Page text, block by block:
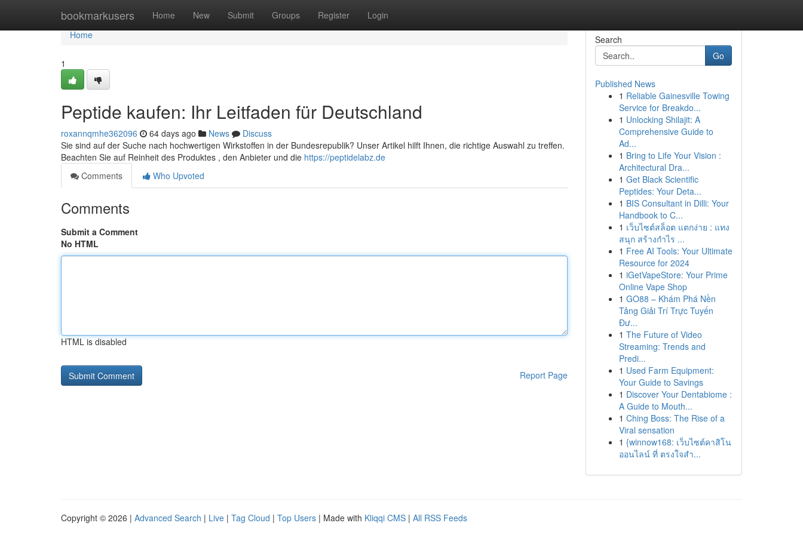
bookmarkusers Home New Submit Groups Register Login
Home
Home
1
Peptide kaufen: Ihr Leitfaden für Deutschland
roxannqmhe362096 64 days ago News
Discuss
Sie sind auf der Suche nach hochwertigen Wirkstoffen in der Bundesrepublik? Unser Artikel hilft Ihnen, die richtige Auswahl zu treffen.
Beachten Sie auf Reinheit des Produktes , den Anbieter und die https://peptidelabz.de
Comments
Who Upvoted
Comments
Submit a Comment
No HTML
HTML is disabled
Report Page
Search
Go
Published News
1 Reliable Gainesville Towing
Service for Breakdo...
1 Unlocking Shilajit: A
Comprehensive Guide to
Ad...
1 Bring to Life Your Vision :
Architectural Dra...
1 Get Black Scientific
Peptides: Your Deta...
1 BIS Consultant in Dilli: Your
Handbook to C...
1 เว็บไซต์สล็อต แตกง่าย : แทง
สนุก สร้างกำไร ...
1 Free AI Tools: Your Ultimate
Resource for 2024
1 iGetVapeStore: Your Prime
Online Vape Shop
1 GO88 – Khám Phá Nền
Tảng Giải Trí Trực Tuyến
Đư...
1 The Future of Video
Streaming: Trends and
Predi...
1 Used Farm Equipment:
Your Guide to Savings
1 Discover Your Dentabiome :
A Guide to Mouth...
1 Ching Boss: The Rise of a
Viral sensation
1 {winnow168: เว็บไซต์คาสิโน
ออนไลน์ ที่ ตรงใจสำ...
Copyright © 2026 | Advanced Search | Live | Tag Cloud | Top Users | Made with Kliqqi CMS | All RSS Feeds